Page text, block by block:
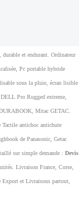
et endurant. Ordinateur
Pc portable hybride
sous la pluie, écran lisible
Pro Rugged extreme,
Mitac GETAC.
antichoc antichute
de Panasonic, Getac
sur simple demande : Devis
Livraison France, Corse,
Export et Livraisons partout,